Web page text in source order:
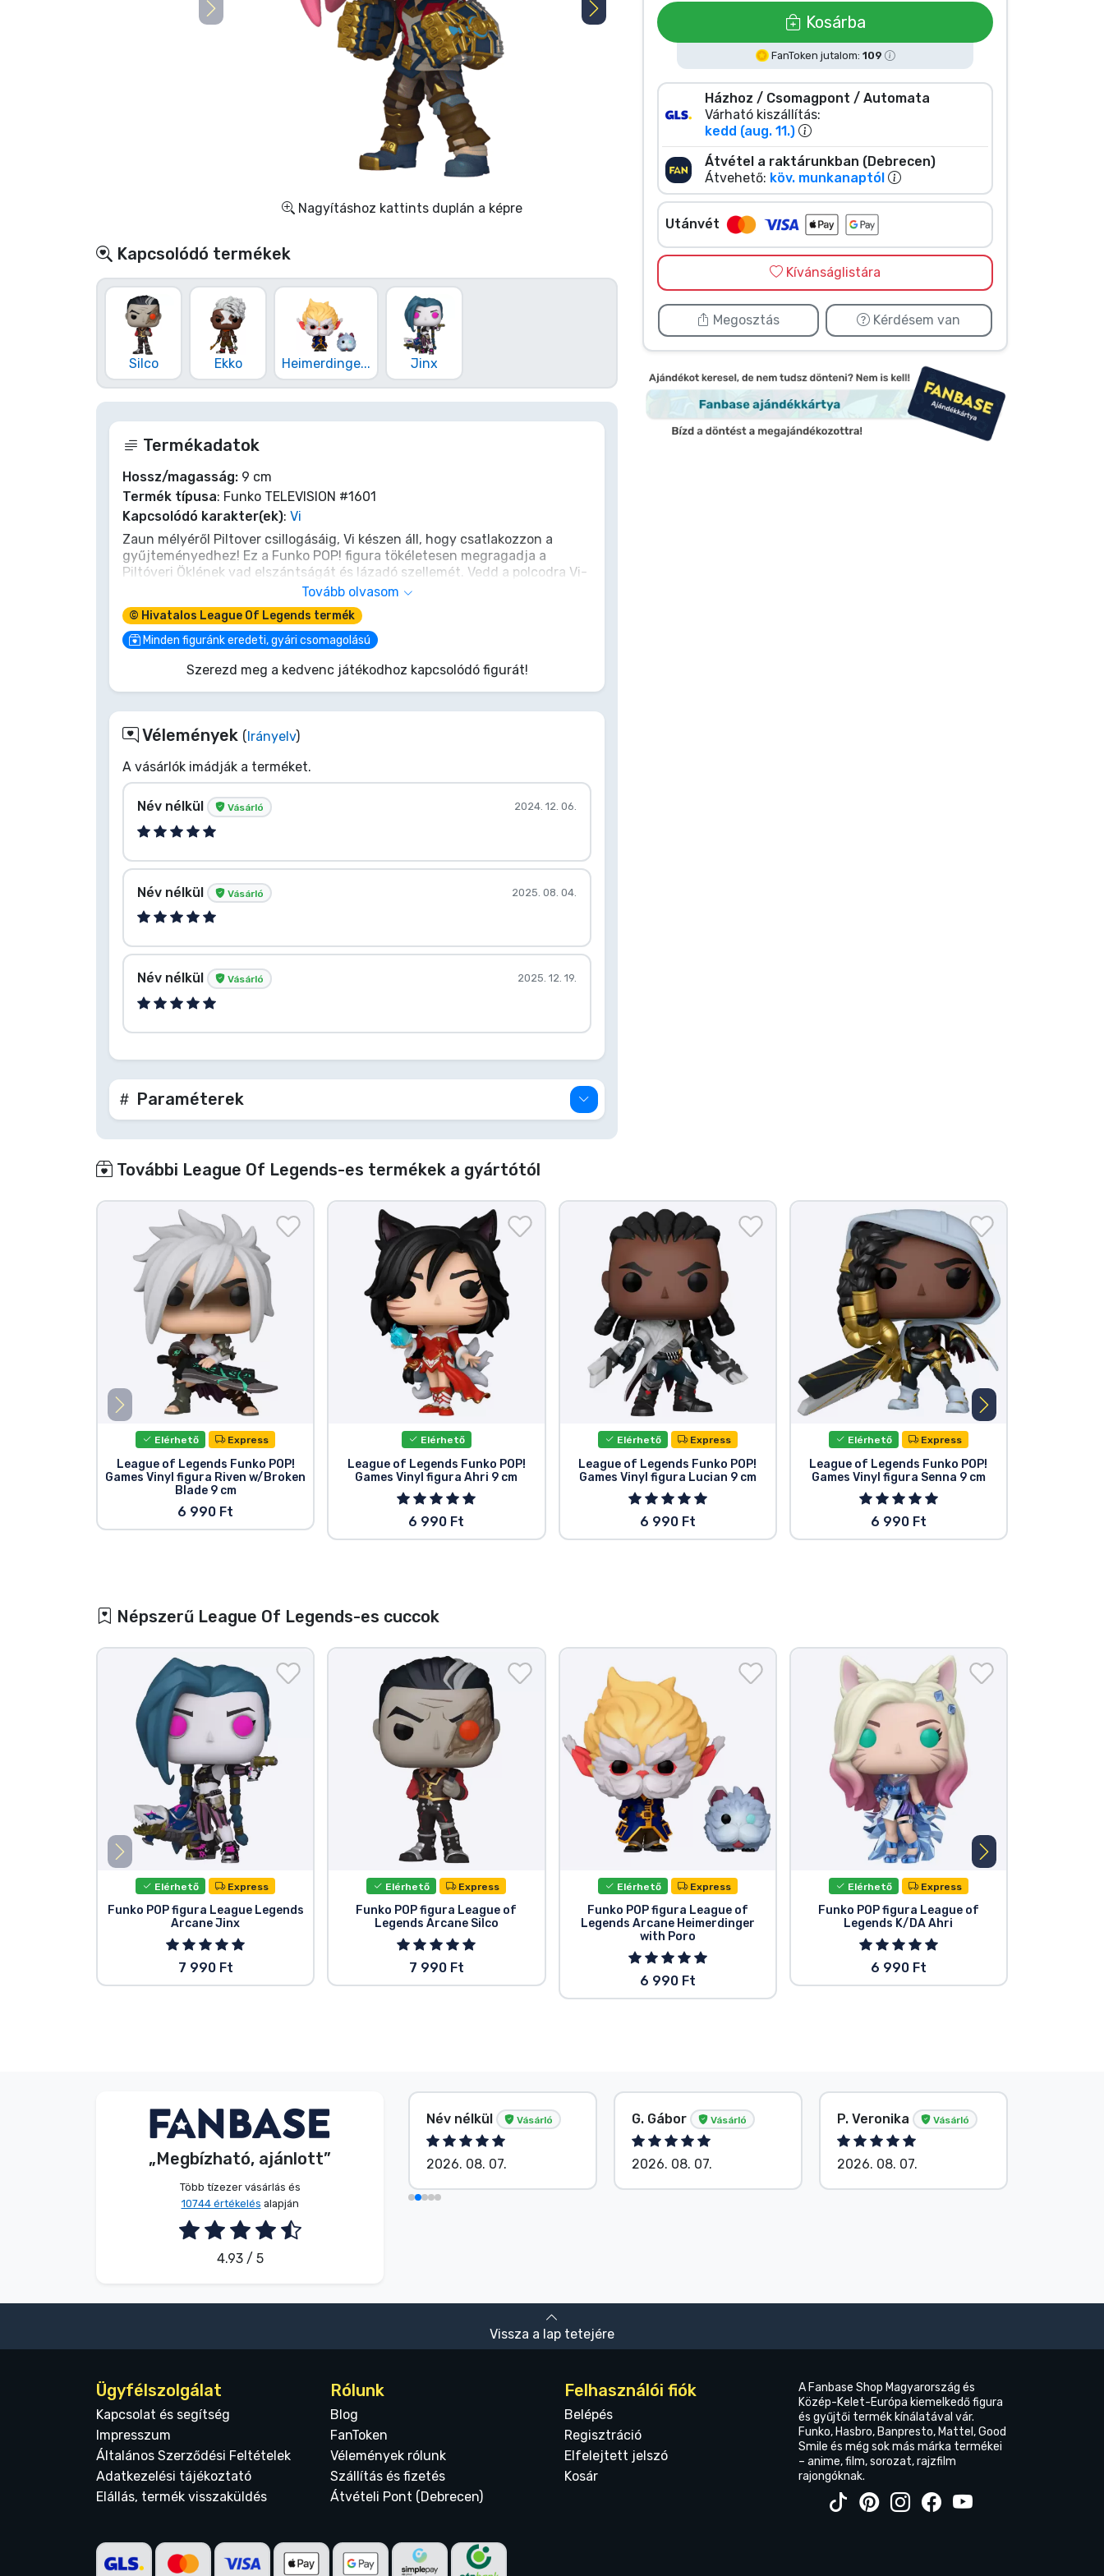
Nagyításhoz kattints duplán a képre
Kosárba
FanToken jutalom: 109
Házhoz / Csomagpont / Automata
Várható kiszállítás:
kedd (aug. 11.)
Átvétel a raktárunkban (Debrecen)
Átvehető: köv. munkanaptól
Utánvét
Kívánságlistára
Megosztás Kérdésem van
Kapcsolódó termékek
Silco Ekko Heimerdinge... Jinx
Termékadatok
Hossz/magasság: 9 cm
Termék típusa: Funko TELEVISION #1601
Kapcsolódó karakter(ek): Vi
Zaun mélyéről Piltover csillogásáig, Vi készen áll, hogy csatlakozzon a
gyűjteményedhez! Ez a Funko POP! figura tökéletesen megragadja a
Piltóveri Öklének vad elszántságát és lázadó szellemét. Vedd a polcodra Vi-
t, az Arcane hősét, aki Hextech kesztyűivel mindig készen áll az igazságért
harcolni és megvédeni a számára fontos embereket. Egy igazi ikon, most a
tiéd lehet! Ne habozz, üss le rá te is!
Tovább olvasom
© Hivatalos League Of Legends termék
Minden figuránk eredeti, gyári csomagolású
Szerezd meg a kedvenc játékodhoz kapcsolódó figurát!
Vélemények ( Irányelv)
A vásárlók imádják a terméket.
Név nélkül Vásárló 2024. 12. 06.
Név nélkül Vásárló 2025. 08. 04.
Név nélkül Vásárló 2025. 12. 19.
Paraméterek
További League Of Legends-es termékek a gyártótól
Elérhető Express
League of Legends Funko POP!
Games Vinyl figura Riven w/Broken
Blade 9 cm
6 990 Ft
Elérhető
League of Legends Funko POP!
Games Vinyl figura Ahri 9 cm
6 990 Ft
Elérhető Express
League of Legends Funko POP!
Games Vinyl figura Lucian 9 cm
6 990 Ft
Elérhető Express
League of Legends Funko POP!
Games Vinyl figura Senna 9 cm
6 990 Ft
Népszerű League Of Legends-es cuccok
Elérhető Express
Funko POP figura League Legends
Arcane Jinx
7 990 Ft
Elérhető Express
Funko POP figura League of
Legends Arcane Silco
7 990 Ft
Elérhető Express
Funko POP figura League of
Legends Arcane Heimerdinger
with Poro
6 990 Ft
Elérhető Express
Funko POP figura League of
Legends K/DA Ahri
6 990 Ft
„Megbízható, ajánlott”
Több tízezer vásárlás és
10744 értékelés alapján
4.93 / 5
Név nélkül Vásárló
2026. 08. 07.
Név nélkül Vásárló
2026. 08. 07.
G. Gábor Vásárló
2026. 08. 07.
P. Veronika Vásárló
2026. 08. 07.
Vissza a lap tetejére
Ügyfélszolgálat
Kapcsolat és segítség
Impresszum
Általános Szerződési Feltételek
Adatkezelési tájékoztató
Elállás, termék visszaküldés
Rólunk
Blog
FanToken
Vélemények rólunk
Szállítás és fizetés
Átvételi Pont (Debrecen)
Felhasználói fiók
Belépés
Regisztráció
Elfelejtett jelszó
Kosár
A Fanbase Shop Magyarország és
Közép-Kelet-Európa kiemelkedő figura
és gyűjtői termék kínálatával vár.
Funko, Hasbro, Banpresto, Mattel, Good
Smile és még sok más márka termékei
– anime, film, sorozat, rajzfilm
rajongóknak.
Gamer cuccok
Sportos cuccok
Zenés cuccok
Terméktípusok